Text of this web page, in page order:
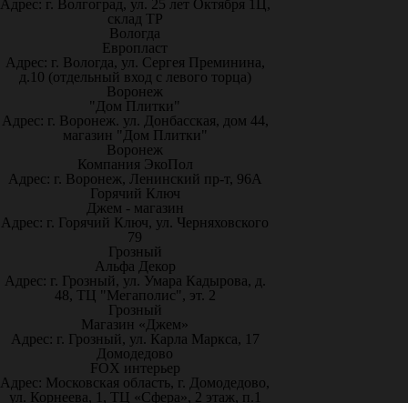
Адрес: г. Волгоград, ул. 25 лет Октября 1Ц,
склад ТР
Вологда
Европласт
Адрес: г. Вологда, ул. Сергея Преминина,
д.10 (отдельный вход с левого торца)
Воронеж
"Дом Плитки"
Адрес: г. Воронеж. ул. Донбасская, дом 44,
магазин "Дом Плитки"
Воронеж
Компания ЭкоПол
Адрес: г. Воронеж, Ленинский пр-т, 96А
Горячий Ключ
Джем - магазин
Адрес: г. Горячий Ключ, ул. Черняховского
79
Грозный
Альфа Декор
Адрес: г. Грозный, ул. Умара Кадырова, д.
48, ТЦ "Мегаполис", эт. 2
Грозный
Магазин «Джем»
Адрес: г. Грозный, ул. Карла Маркса, 17
Домодедово
FOX интерьер
Адрес: Московская область, г. Домодедово,
ул. Корнеева, 1, ТЦ «Сфера», 2 этаж, п.1